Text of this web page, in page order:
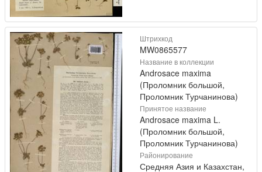
Штрихкод
MW0865577
Название в коллекции
Androsace maxima
(Проломник большой,
Проломник Турчанинова)
Принятое название
Androsace maxima L.
(Проломник большой,
Проломник Турчанинова)
Районирование
Средняя Азия и Казахстан,